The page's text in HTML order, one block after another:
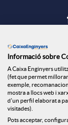
Informació sobre
A Caixa Enginyers
(fet que permet
exemple,
mostra a llocs web i
d'un perfil elaborat a
visitades).
Pots acceptar,